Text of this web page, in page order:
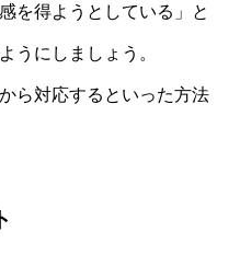
を得ようとしている」と
うにしましょう。
ら対応するといった方法